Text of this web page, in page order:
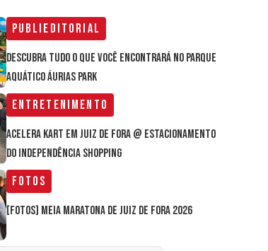
Publieditorial
Descubra tudo o que você encontrará no parque
aquático Áurias Park
Entretenimento
Acelera Kart em Juiz de Fora @ estacionamento
do Independência Shopping
Fotos
[FOTOS] Meia Maratona de Juiz de Fora 2026